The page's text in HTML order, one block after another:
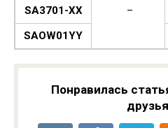
–
SA3701-XX
SAOW01YY
Понравилась